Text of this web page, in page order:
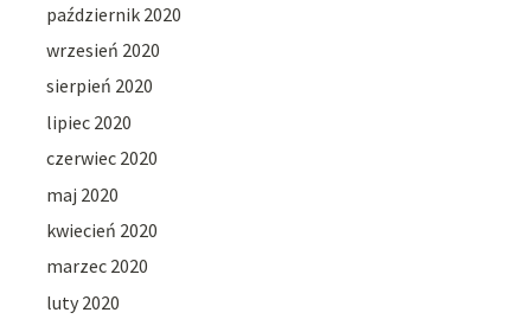
październik 2020
wrzesień 2020
sierpień 2020
lipiec 2020
czerwiec 2020
maj 2020
kwiecień 2020
marzec 2020
luty 2020